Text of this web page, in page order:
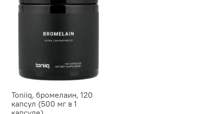
Toniiq, бромелаин, 120
капсул (500 мг в 1